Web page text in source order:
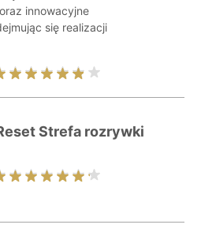
innowacyjne
się realizacji
Strefa rozrywki